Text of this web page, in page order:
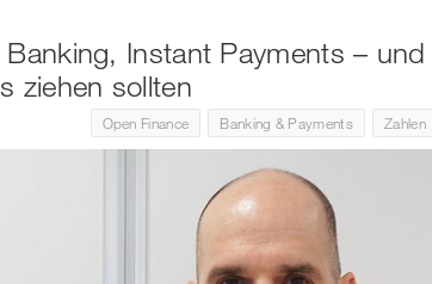
Instant Payments – und
ziehen sollten
Open Finance Banking & Payments Zahlen